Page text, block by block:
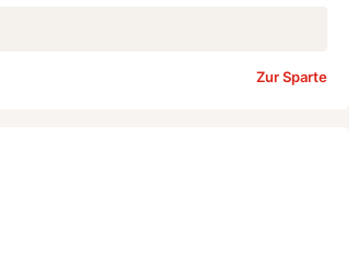
Zur Sparte